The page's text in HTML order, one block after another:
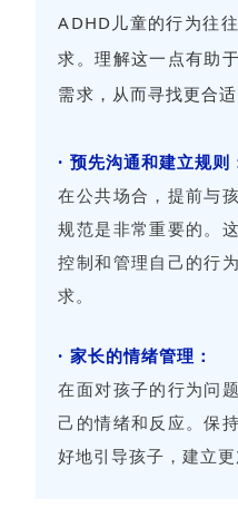
ADHD儿童的行为往
求。理解这一点有助
需求，从而寻找更合适
· 预先沟通和建立规则
在公共场合，提前与
规范是非常重要的。
控制和管理自己的行
求。
· 家长的情绪管理：
在面对孩子的行为问
己的情绪和反应。保
好地引导孩子，建立更